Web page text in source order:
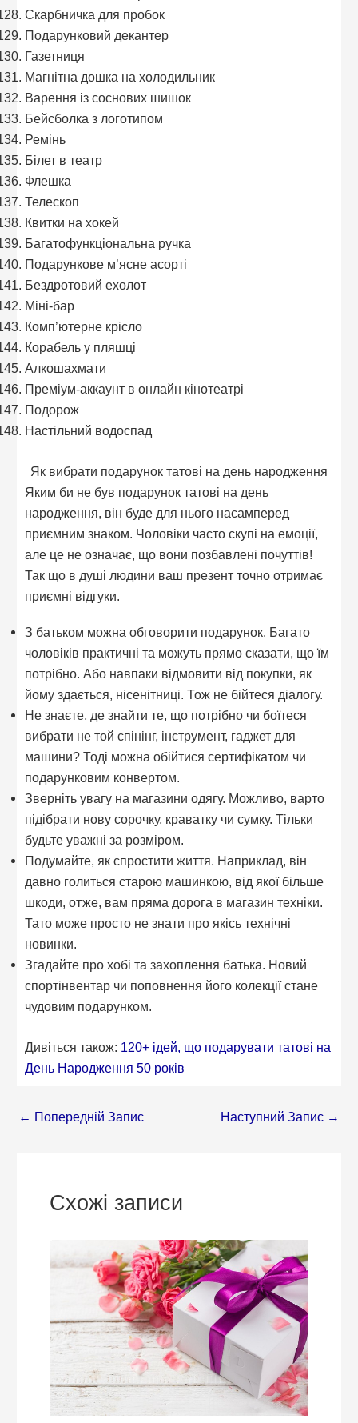
Скарбничка для пробок
Подарунковий декантер
Газетниця
Магнітна дошка на холодильник
Варення із соснових шишок
Бейсболка з логотипом
Ремінь
Білет в театр
Флешка
Телескоп
Квитки на хокей
Багатофункціональна ручка
Подарункове м’ясне асорті
Бездротовий ехолот
Міні-бар
Комп’ютерне крісло
Корабель у пляшці
Алкошахмати
Преміум-аккаунт в онлайн кінотеатрі
Подорож
Настільний водоспад
Як вибрати подарунок татові на день народження
Яким би не був подарунок татові на день
народження, він буде для нього насамперед
приємним знаком. Чоловіки часто скупі на емоції,
але це не означає, що вони позбавлені почуттів!
Так що в душі людини ваш презент точно отримає
приємні відгуки.
З батьком можна обговорити подарунок. Багато
чоловіків практичні та можуть прямо сказати, що їм
потрібно. Або навпаки відмовити від покупки, як
йому здається, нісенітниці. Тож не бійтеся діалогу.
Не знаєте, де знайти те, що потрібно чи боїтеся
вибрати не той спінінг, інструмент, гаджет для
машини? Тоді можна обійтися сертифікатом чи
подарунковим конвертом.
Зверніть увагу на магазини одягу. Можливо, варто
підібрати нову сорочку, краватку чи сумку. Тільки
будьте уважні за розміром.
Подумайте, як спростити життя. Наприклад, він
давно голиться старою машинкою, від якої більше
шкоди, отже, вам пряма дорога в магазин техніки.
Тато може просто не знати про якісь технічні
новинки.
Згадайте про хобі та захоплення батька. Новий
спортінвентар чи поповнення його колекції стане
чудовим подарунком.
Дивіться також: 120+ ідей, що подарувати татові на
День Народження 50 років
← Попередній Запис Наступний Запис →
Схожі записи